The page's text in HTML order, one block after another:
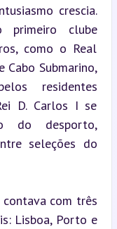
crescia.
primeiro clube
como o Real
Cabo Submarino,
residentes
D. Carlos I se
do desporto,
seleções do
com três
Lisboa, Porto e